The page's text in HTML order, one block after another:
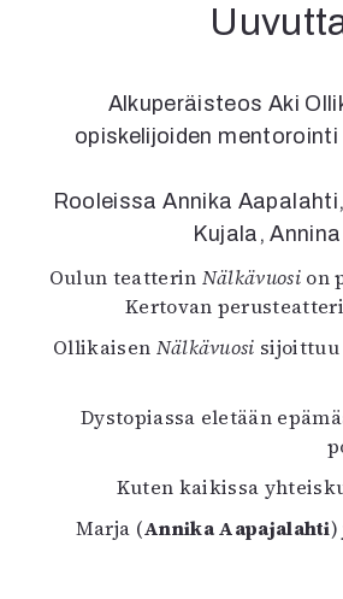
Alkuperäisteos Aki
opiskelijoiden
Rooleissa Annika
Kujala,
Oulun teatterin Nälkävuosi on
Kertovan
Ollikaisen Nälkävuosi sijoittuu
Dystopiassa eletään
Kuten kaikissa
Marja (Annika Aapajalahti)